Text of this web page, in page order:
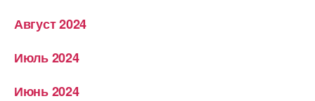
Август 2024
Июль 2024
Июнь 2024